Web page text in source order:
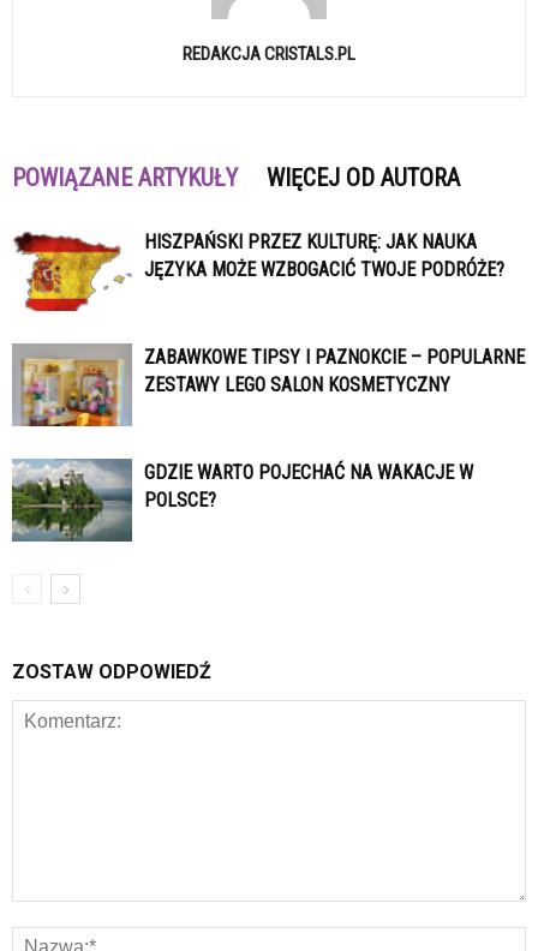
REDAKCJA CRISTALS.PL
POWIĄZANE ARTYKUŁY WIĘCEJ OD AUTORA
HISZPAŃSKI PRZEZ KULTURĘ: JAK NAUKA
JĘZYKA MOŻE WZBOGACIĆ TWOJE PODRÓŻE?
ZABAWKOWE TIPSY I PAZNOKCIE – POPULARNE
ZESTAWY LEGO SALON KOSMETYCZNY
GDZIE WARTO POJECHAĆ NA WAKACJE W
POLSCE?
ZOSTAW ODPOWIEDŹ